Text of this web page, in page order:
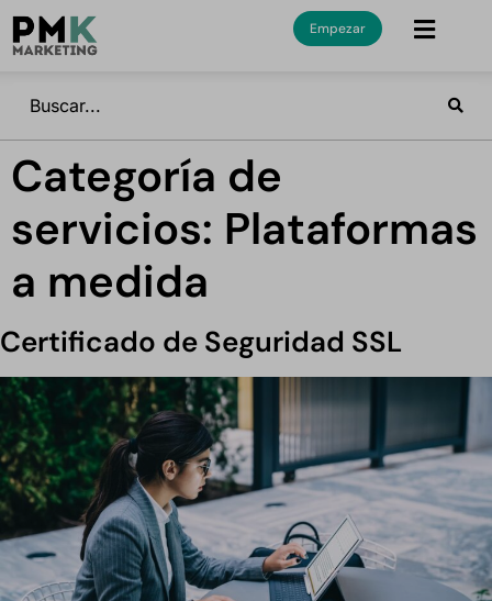
Empezar
Categoría de
servicios: Plataformas
a medida
Certificado de Seguridad SSL